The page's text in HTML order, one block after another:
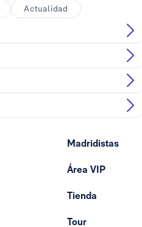
Actualidad
Madridistas
Área VIP
Tienda
Tour